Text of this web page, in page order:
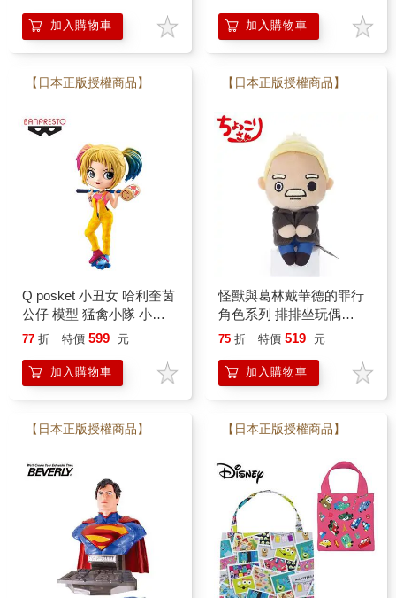
加入購物車 加入購物車
【日本正版授權商品】
Q posket 小丑女 哈利奎茵
公仔 模型 猛禽小隊 小丑
女大解放 DC漫畫
77 折 特價 599 元
加入購物車
【日本正版授權商品】
怪獸與葛林戴華德的罪行
角色系列 排排坐玩偶
Chokkorisan 玩偶 拍照玩
75 折 特價 519 元
加入購物車
【日本正版授權商品】 【日本正版授權商品】